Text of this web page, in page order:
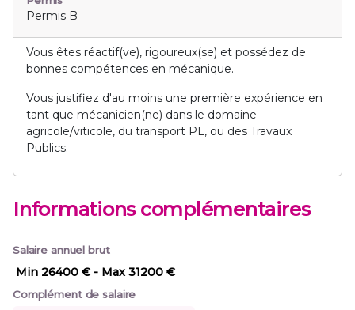
Permis B
Vous êtes réactif(ve), rigoureux(se) et possédez de
bonnes compétences en mécanique.
Vous justifiez d'au moins une première expérience en
tant que mécanicien(ne) dans le domaine
agricole/viticole, du transport PL, ou des Travaux
Publics.
Informations complémentaires
Salaire annuel brut
Min 26400 € - Max 31200 €
Complément de salaire